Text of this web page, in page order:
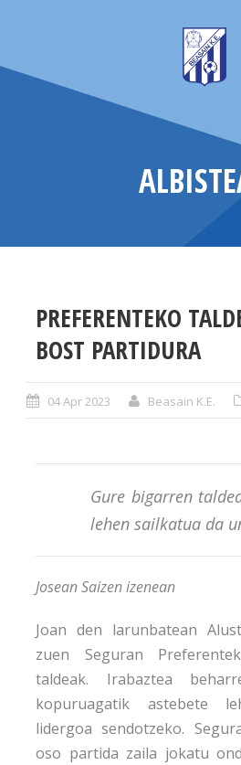
PREFERENTEKO
BOST PARTIDURA
04 Apr 2023 Beasain K.E.
Gure bigarren
lehen sailkatua da
Josean Saizen izenean
Joan den larunbatean
zuen Seguran
taldeak. Irabaztea
kopuruagatik astebete
lidergoa sendotzeko.
oso partida zaila jokatu